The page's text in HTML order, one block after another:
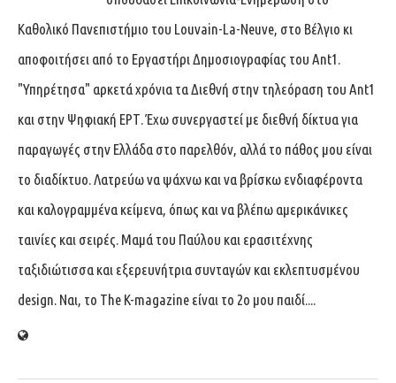
Καθολικό Πανεπιστήμιο του Louvain-La-Neuve, στο Βέλγιο κι
αποφοιτήσει από το Εργαστήρι Δημοσιογραφίας του Ant1.
"Υπηρέτησα" αρκετά χρόνια τα Διεθνή στην τηλεόραση του Ant1
και στην Ψηφιακή ΕΡΤ. Έχω συνεργαστεί με διεθνή δίκτυα για
παραγωγές στην Ελλάδα στο παρελθόν, αλλά το πάθος μου είναι
το διαδίκτυο. Λατρεύω να ψάχνω και να βρίσκω ενδιαφέροντα
και καλογραμμένα κείμενα, όπως και να βλέπω αμερικάνικες
ταινίες και σειρές. Μαμά του Παύλου και ερασιτέχνης
ταξιδιώτισσα και εξερευνήτρια συνταγών και εκλεπτυσμένου
design. Ναι, το The K-magazine είναι το 2ο μου παιδί....